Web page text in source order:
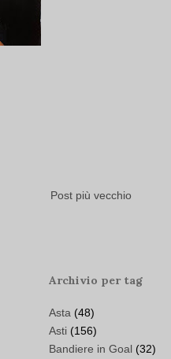
Post più vecchio
Archivio per tag
Asta (48)
Asti (156)
Bandiere in Goal (32)